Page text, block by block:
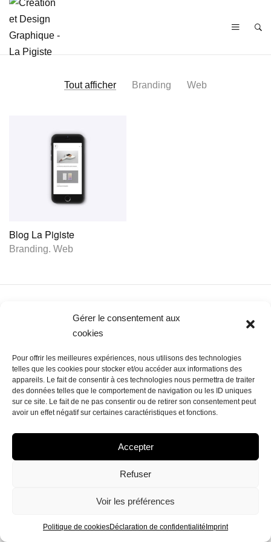
Gérer le consentement aux
cookies
Pour offrir les meilleures expériences, nous utilisons des technologies
telles que les cookies pour stocker et/ou accéder aux informations des
appareils. Le fait de consentir à ces technologies nous permettra de traiter
des données telles que le comportement de navigation ou les ID uniques
sur ce site. Le fait de ne pas consentir ou de retirer son consentement peut
avoir un effet négatif sur certaines caractéristiques et fonctions.
Accepter
Refuser
Voir les préférences
Politique de cookiesDéclaration de confidentialité Imprint
Tout afficher Branding Web
Blog La Pigiste
Branding. Web
POLITIQUE DE COOKIES (UE)
DÉCLARATION DE CONFIDENTIALITÉ (UE)
IMPRINT
AVERTISSEMENT